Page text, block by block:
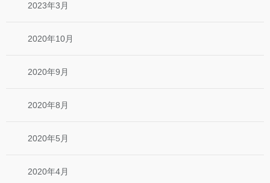
2023年3月
2020年10月
2020年9月
2020年8月
2020年5月
2020年4月